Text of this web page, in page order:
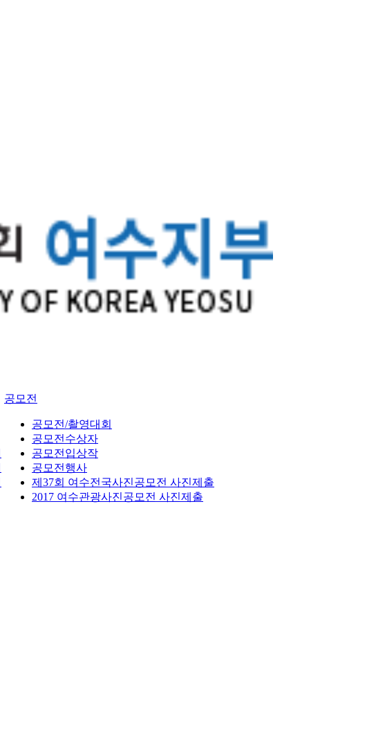
공모전
공모전/촬영대회
공모전수상자
공모전입상작
공모전행사
제37회 여수전국사진공모전 사진제출
2017 여수관광사진공모전 사진제출